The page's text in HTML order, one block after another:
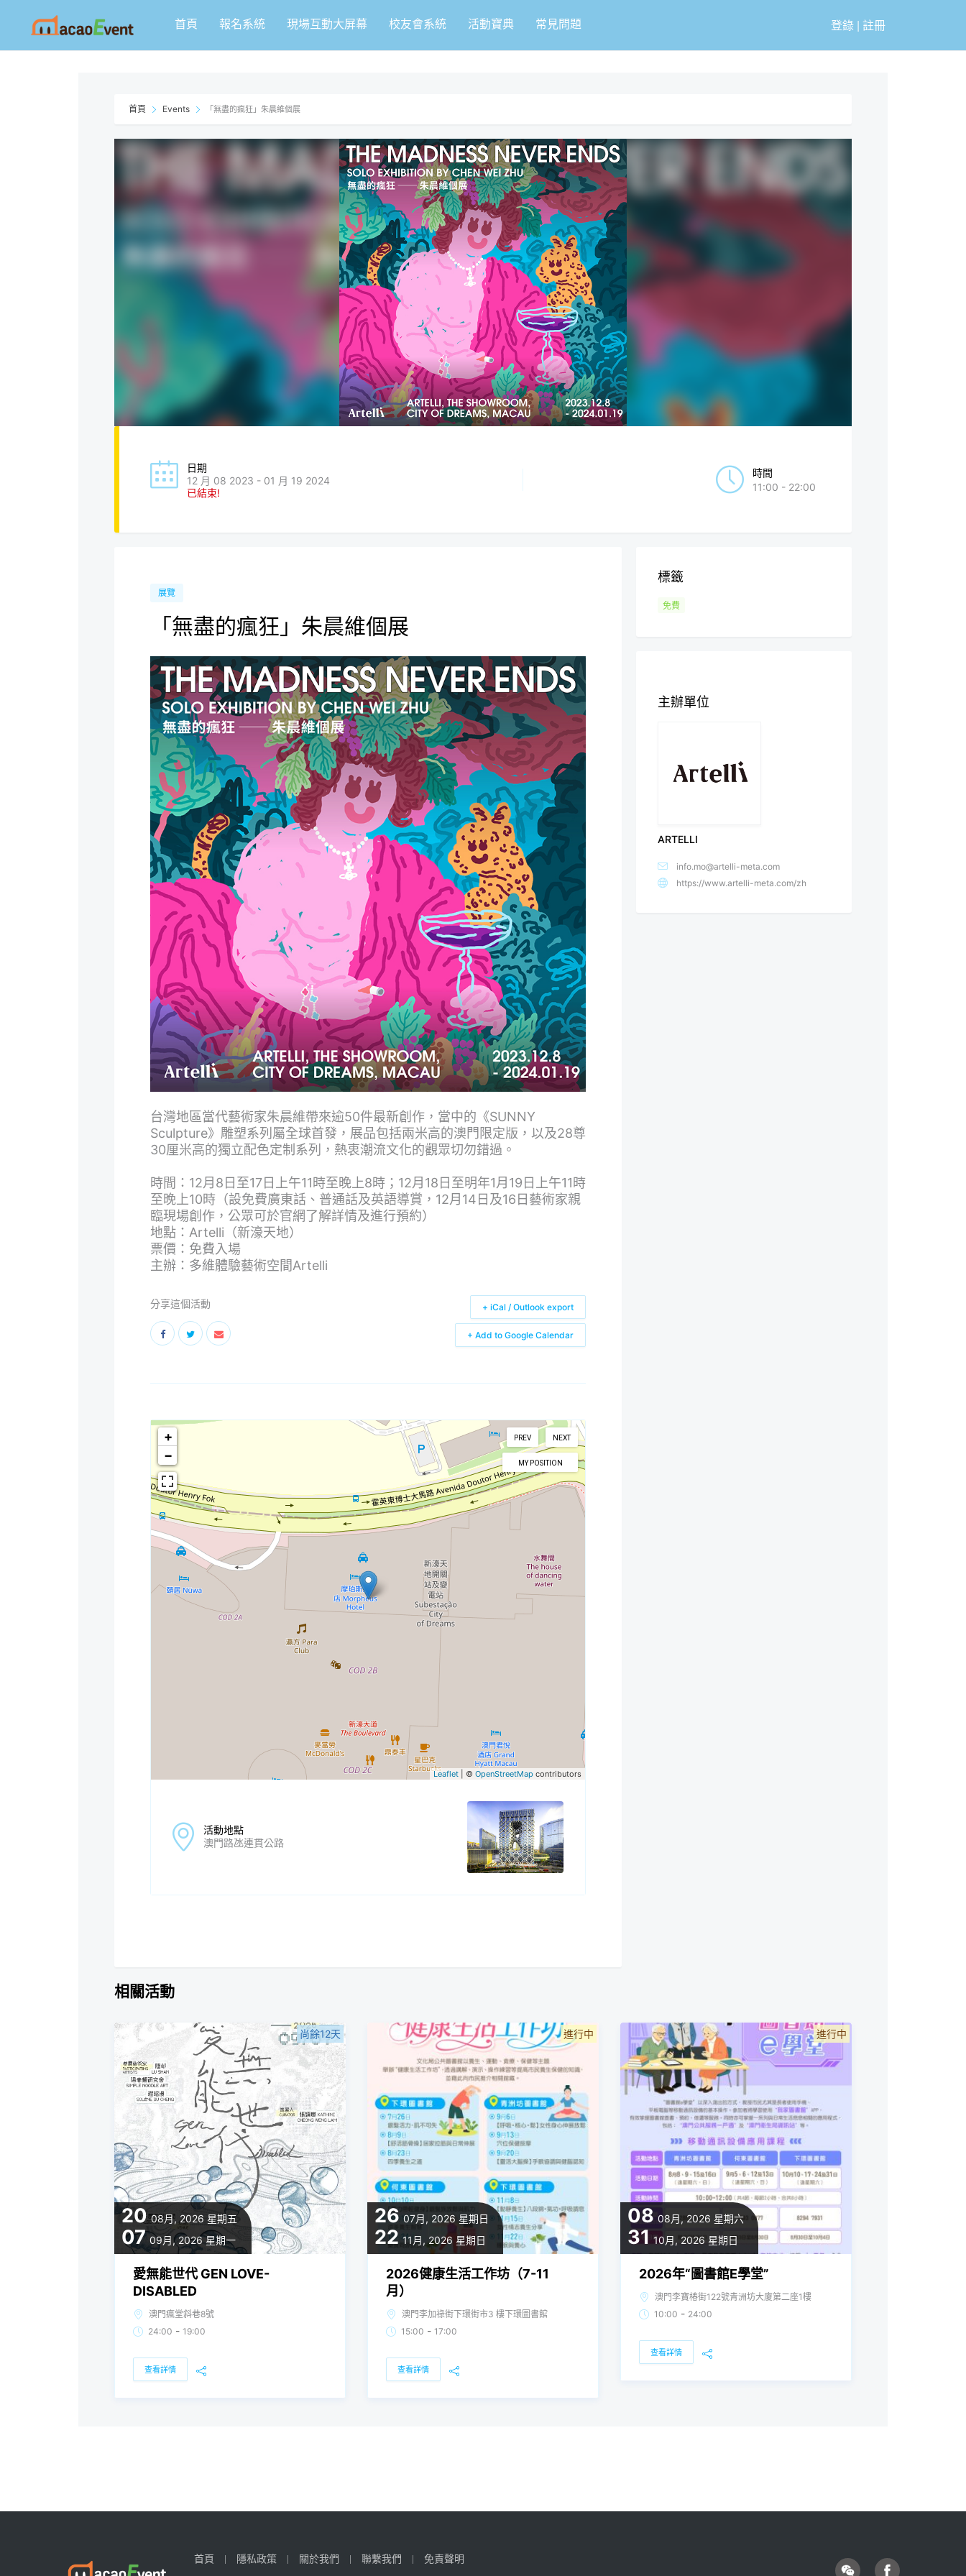
首頁 報名系統 現場互動大屏幕 校友會系統 活動寶典 常見問題 登錄| 註冊
首頁 Events 「無盡的瘋狂」朱晨維個展
日期
12 月 08 2023 - 01 月 19 2024
已結束!
時間
11:00 - 22:00
展覽
「無盡的瘋狂」朱晨維個展
台灣地區當代藝術家朱晨維帶來逾50件最新創作，當中的《SUNNY
Sculpture》雕塑系列屬全球首發，展品包括兩米高的澳門限定版，以及28尊
30厘米高的獨立配色定制系列，熱衷潮流文化的觀眾切勿錯過。
時間：12月8日至17日上午11時至晚上8時；12月18日至明年1月19日上午11時
至晚上10時（設免費廣東話、普通話及英語導賞，12月14日及16日藝術家親
臨現場創作，公眾可於官網了解詳情及進行預約）
地點：Artelli（新濠天地）
票價：免費入場
主辦：多維體驗藝術空間Artelli
分享這個活動
+ Add to Google Calendar
+ iCal / Outlook export
NEXT
PREV
MY POSITION
+
−
Leaflet | © OpenStreetMap contributors
活動地點
澳門路氹連貫公路
標籤
免費
主辦單位
ARTELLI
info.mo@artelli-meta.com
https://www.artelli-meta.com/zh
相關活動
20 08月, 2026 星期五
07 09月, 2026 星期一
尚餘12天
愛無能世代 GEN LOVE-
DISABLED
澳門瘋堂斜巷8號
24:00 - 19:00
查看詳情
26 07月, 2026 星期日
22 11月, 2026 星期日
進行中
2026健康生活工作坊（7-11
月）
澳門李加祿街下環街市3 樓下環圖書館
15:00 - 17:00
查看詳情
08 08月, 2026 星期六
31 10月, 2026 星期日
進行中
2026年“圖書館E學堂”
澳門李寶椿街122號青洲坊大廈第二座1樓
10:00 - 24:00
查看詳情
首頁 隱私政策 關於我們 聯繫我們
免責聲明